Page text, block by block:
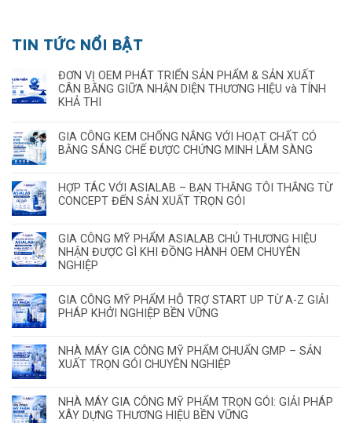
TIN TỨC NỔI BẬT
ĐƠN VỊ OEM PHÁT TRIỂN SẢN PHẨM & SẢN XUẤT
CÂN BẰNG GIỮA NHẬN DIỆN THƯƠNG HIỆU và TÍNH
KHẢ THI
GIA CÔNG KEM CHỐNG NẮNG VỚI HOẠT CHẤT CÓ
BẰNG SÁNG CHẾ ĐƯỢC CHỨNG MINH LÂM SÀNG
HỢP TÁC VỚI ASIALAB – BẠN THẮNG TÔI THẮNG TỪ
CONCEPT ĐẾN SẢN XUẤT TRỌN GÓI
GIA CÔNG MỸ PHẨM ASIALAB CHỦ THƯƠNG HIỆU
NHẬN ĐƯỢC GÌ KHI ĐỒNG HÀNH OEM CHUYÊN
NGHIỆP
GIA CÔNG MỸ PHẨM HỖ TRỢ START UP TỪ A-Z GIẢI
PHÁP KHỞI NGHIỆP BỀN VỮNG
NHÀ MÁY GIA CÔNG MỸ PHẨM CHUẨN GMP – SẢN
XUẤT TRỌN GÓI CHUYÊN NGHIỆP
NHÀ MÁY GIA CÔNG MỸ PHẨM TRỌN GÓI: GIẢI PHÁP
XÂY DỰNG THƯƠNG HIỆU BỀN VỮNG